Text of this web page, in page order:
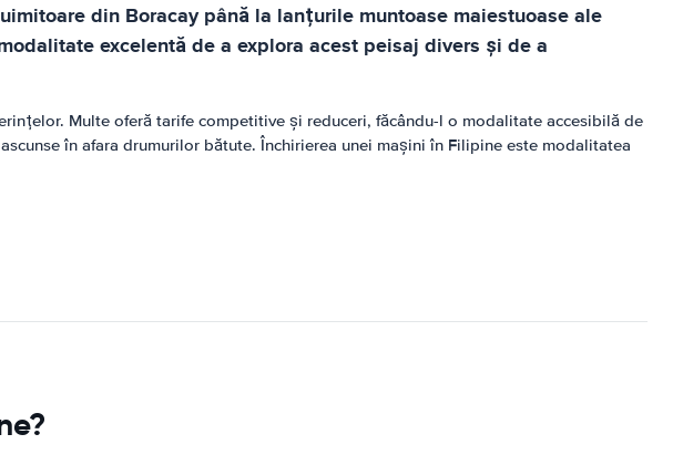
din Boracay până la lanțurile muntoase maiestuoase ale
excelentă de a explora acest peisaj divers și de a
Multe oferă tarife competitive și reduceri, făcându-l o modalitate accesibilă de
în afara drumurilor bătute. Închirierea unei mașini în Filipine este modalitatea